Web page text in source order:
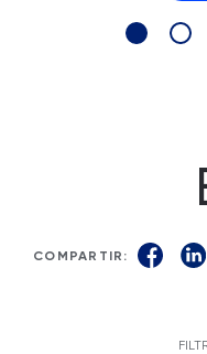
COMPARTIR: